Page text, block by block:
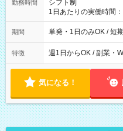
勤務時間
シフト制
1日あたりの実働時間
間は 試験により異な
期間 単発・1日のみOK / 短
特徴 週1日からOK / 副業・
気になる！